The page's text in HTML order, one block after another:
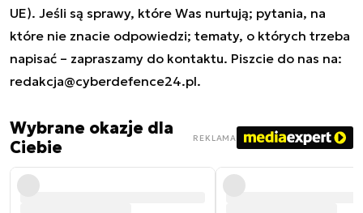
UE). Jeśli są sprawy, które Was nurtują; pytania, na
które nie znacie odpowiedzi; tematy, o których trzeba
napisać – zapraszamy do kontaktu. Piszcie do nas na:
redakcja@cyberdefence24.pl.
Wybrane okazje dla
Ciebie
REKLAMA